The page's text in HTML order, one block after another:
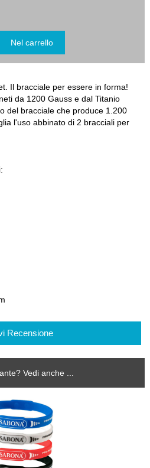
Il bracciale per essere in forma!
da 1200 Gauss e dal Titanio
del bracciale che produce 1.200
l'uso abbinato di 2 bracciali per
Recensione
Vedi anche ...